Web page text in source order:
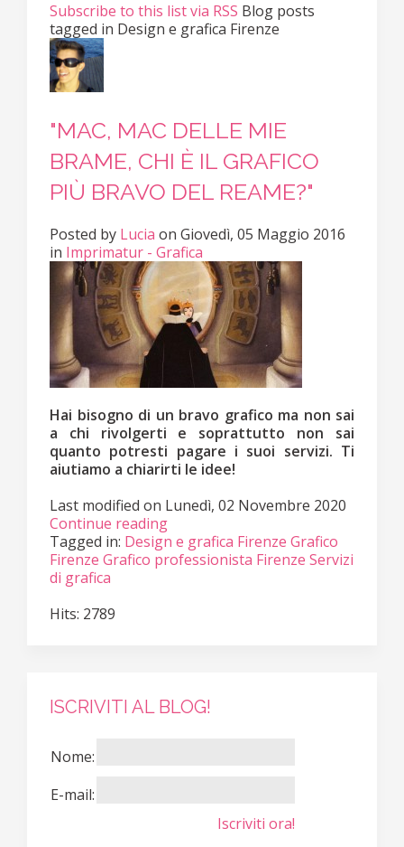
Subscribe to this list via RSS Blog posts
tagged in Design e grafica Firenze
"MAC, MAC DELLE MIE
BRAME, CHI È IL GRAFICO
PIÙ BRAVO DEL REAME?"
Posted by Lucia on Giovedì, 05 Maggio 2016
in Imprimatur - Grafica
Hai bisogno di un bravo grafico ma non sai
a chi rivolgerti e soprattutto non sai
quanto potresti pagare i suoi servizi. Ti
aiutiamo a chiarirti le idee!
Last modified on Lunedì, 02 Novembre 2020
Continue reading
Tagged in: Design e grafica Firenze Grafico
Firenze Grafico professionista Firenze Servizi
di grafica
Hits: 2789
ISCRIVITI AL BLOG!
Nome:
E-mail:
Iscriviti ora!